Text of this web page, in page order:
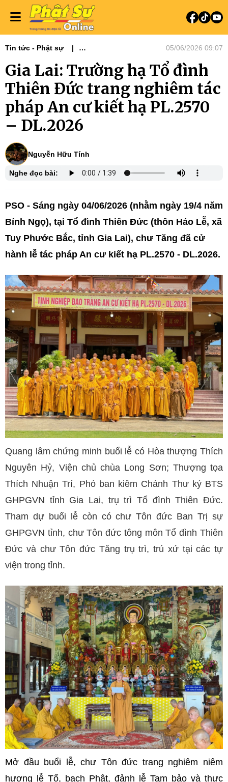
Tin tức - Phật sự
Phật sự miền Trung
05/06/2026 09:07
Gia Lai: Trường hạ Tổ đình
Thiên Đức trang nghiêm tác
pháp An cư kiết hạ PL.2570
– DL.2026
Nguyễn Hữu Tính
Nghe đọc bài:
PSO - Sáng ngày 04/06/2026 (nhằm ngày 19/4 năm
Bính Ngọ), tại Tổ đình Thiên Đức (thôn Háo Lễ, xã
Tuy Phước Bắc, tỉnh Gia Lai), chư Tăng đã cử
hành lễ tác pháp An cư kiết hạ PL.2570 - DL.2026.
Quang lâm chứng minh buổi lễ có Hòa thượng Thích
Nguyên Hỷ, Viện chủ chùa Long Sơn; Thượng tọa
Thích Nhuận Trí, Phó ban kiêm Chánh Thư ký BTS
GHPGVN tỉnh Gia Lai, trụ trì Tổ đình Thiên Đức.
Tham dự buổi lễ còn có chư Tôn đức Ban Trị sự
GHPGVN tỉnh, chư Tôn đức tông môn Tổ đình Thiên
Đức và chư Tôn đức Tăng trụ trì, trú xứ tại các tự
viện trong tỉnh.
Mở đầu buổi lễ, chư Tôn đức trang nghiêm niêm
hương lễ Tổ, bạch Phật, đảnh lễ Tam bảo và thực